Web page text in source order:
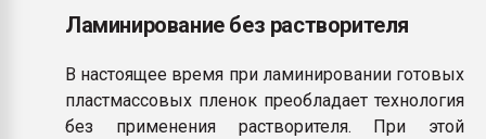
Ламинирование без растворителя
В настоящее время при ламинировании готовых
пластмассовых пленок преобладает технология
без применения растворителя. При этой